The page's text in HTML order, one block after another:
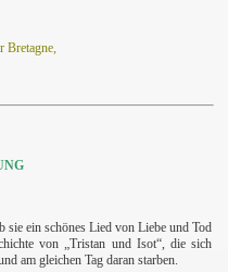
Bretagne,
ein schönes Lied von Liebe und Tod
von „Tristan und Isot“, die sich
am gleichen Tag daran starben.